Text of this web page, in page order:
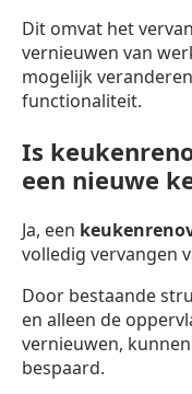
Dit omvat het
vernieuwen van
mogelijk
functionaliteit.
Is
een nieuwe
Ja, een
volledig vervangen
Door bestaande
en alleen de
vernieuwen,
bespaard.